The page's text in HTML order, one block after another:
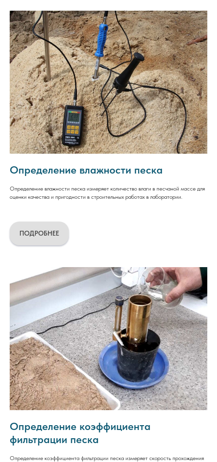
Определение влажности песка
Определение влажности песка измеряет количество влаги в песчаной массе для
оценки качества и пригодности в строительных работах в лаборатории.
ПОДРОБНЕЕ
Определение коэффициента
фильтрации песка
Определение коэффициента фильтрации песка измеряет скорость прохождения